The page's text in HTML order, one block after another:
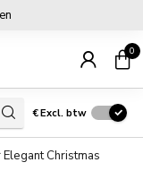
0
€Excl. btw
Christmas